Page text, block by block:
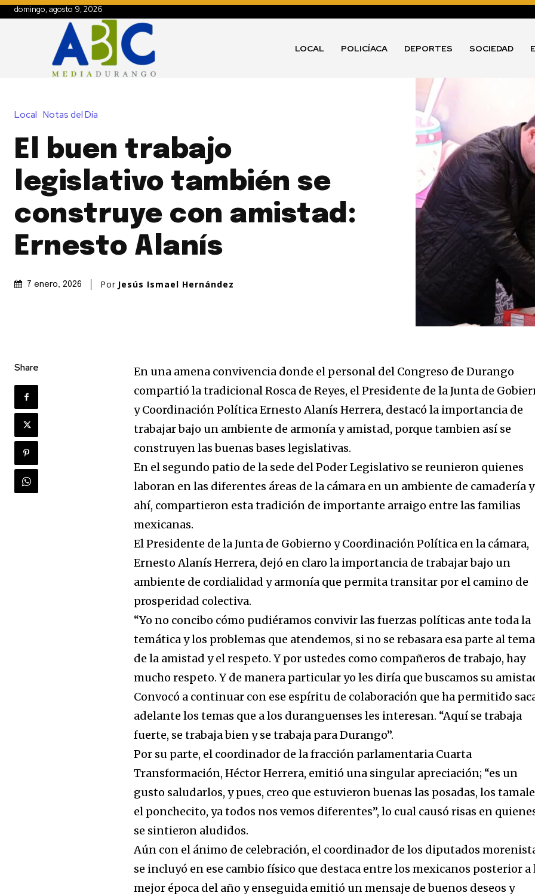
domingo, agosto 9, 2026
LOCAL POLICÍACA DEPORTES SOCIEDAD
Local Notas del Día
El buen trabajo
legislativo también se
construye con amistad:
Ernesto Alanís
7 enero, 2026 Por Jesús Ismael Hernández
Share
En una amena convivencia donde el personal del Congreso de Durango
compartió la tradicional Rosca de Reyes, el Presidente de la Junta de
y Coordinación Política Ernesto Alanís Herrera, destacó la importancia de
trabajar bajo un ambiente de armonía y amistad, porque tambien así se
construyen las buenas bases legislativas.
En el segundo patio de la sede del Poder Legislativo se reunieron quienes
laboran en las diferentes áreas de la cámara en un ambiente de camadería y
ahí, compartieron esta tradición de importante arraigo entre las familias
mexicanas.
El Presidente de la Junta de Gobierno y Coordinación Política en la cámara,
Ernesto Alanís Herrera, dejó en claro la importancia de trabajar bajo un
ambiente de cordialidad y armonía que permita transitar por el camino de
prosperidad colectiva.
“Yo no concibo cómo pudiéramos convivir las fuerzas políticas ante toda la
temática y los problemas que atendemos, si no se rebasara esa parte al tema
de la amistad y el respeto. Y por ustedes como compañeros de trabajo, hay
mucho respeto. Y de manera particular yo les diría que buscamos su
Convocó a continuar con ese espíritu de colaboración que ha permitido
adelante los temas que a los duranguenses les interesan. “Aquí se trabaja
fuerte, se trabaja bien y se trabaja para Durango”.
Por su parte, el coordinador de la fracción parlamentaria Cuarta
Transformación, Héctor Herrera, emitió una singular apreciación; “es un
gusto saludarlos, y pues, creo que estuvieron buenas las posadas, los
el ponchecito, ya todos nos vemos diferentes”, lo cual causó risas en
se sintieron aludidos.
Aún con el ánimo de celebración, el coordinador de los diputados
se incluyó en ese cambio físico que destaca entre los mexicanos posterior a
mejor época del año y enseguida emitió un mensaje de buenos deseos y